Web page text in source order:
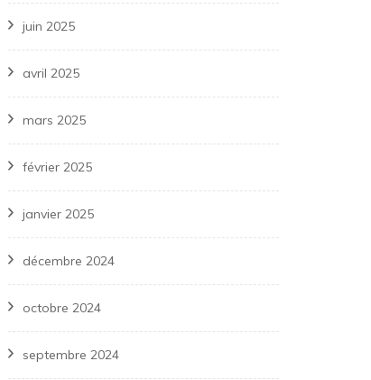
juin 2025
avril 2025
mars 2025
février 2025
janvier 2025
décembre 2024
octobre 2024
septembre 2024